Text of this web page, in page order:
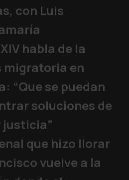
con Luis
habla de la
migratoria en
“Que se puedan
soluciones de
justicia”
que hizo llorar
vuelve a la